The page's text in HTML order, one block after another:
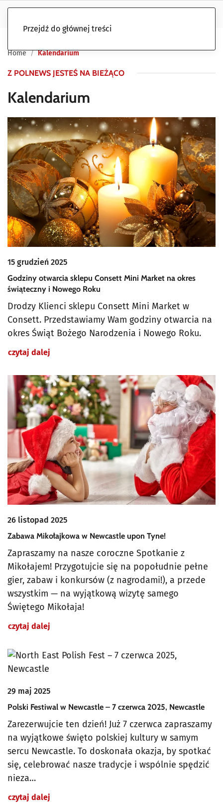
Przejdź do głównej treści
Home Kalendarium
Z POLNEWS JESTEŚ NA BIEŻĄCO
Kalendarium
15 grudzień 2025
Godziny otwarcia sklepu Consett Mini Market na okres
świąteczny i Nowego Roku
Drodzy Klienci sklepu Consett Mini Market w
Consett. Przedstawiamy Wam godziny otwarcia na
okres Świąt Bożego Narodzenia i Nowego Roku.
czytaj dalej
26 listopad 2025
Zabawa Mikołajkowa w Newcastle upon Tyne!
Zapraszamy na nasze coroczne Spotkanie z
Mikołajem! Przygotujcie się na popołudnie pełne
gier, zabaw i konkursów (z nagrodami!), a przede
wszystkim — na wyjątkową wizytę samego
Świętego Mikołaja!
czytaj dalej
29 maj 2025
Polski Festiwal w Newcastle – 7 czerwca 2025, Newcastle
Zarezerwujcie ten dzień! Już 7 czerwca zapraszamy
na wyjątkowe święto polskiej kultury w samym
sercu Newcastle. To doskonała okazja, by spotkać
się, celebrować nasze tradycje i wspólnie spędzić
nieza…
czytaj dalej